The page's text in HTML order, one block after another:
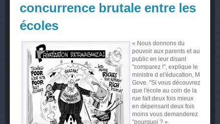
concurrence brutale entre les
écoles
« Nous donnons du
pouvoir aux parents et au
public en leur disant
"comparez !", explique le
ministre d el'éducation, M
Gove. "Si vous découvrez
que l'école au coin de la
rue fait deux fois mieux
en dépensant deux fois
moins vous demanderez
"pourquoi ? ».